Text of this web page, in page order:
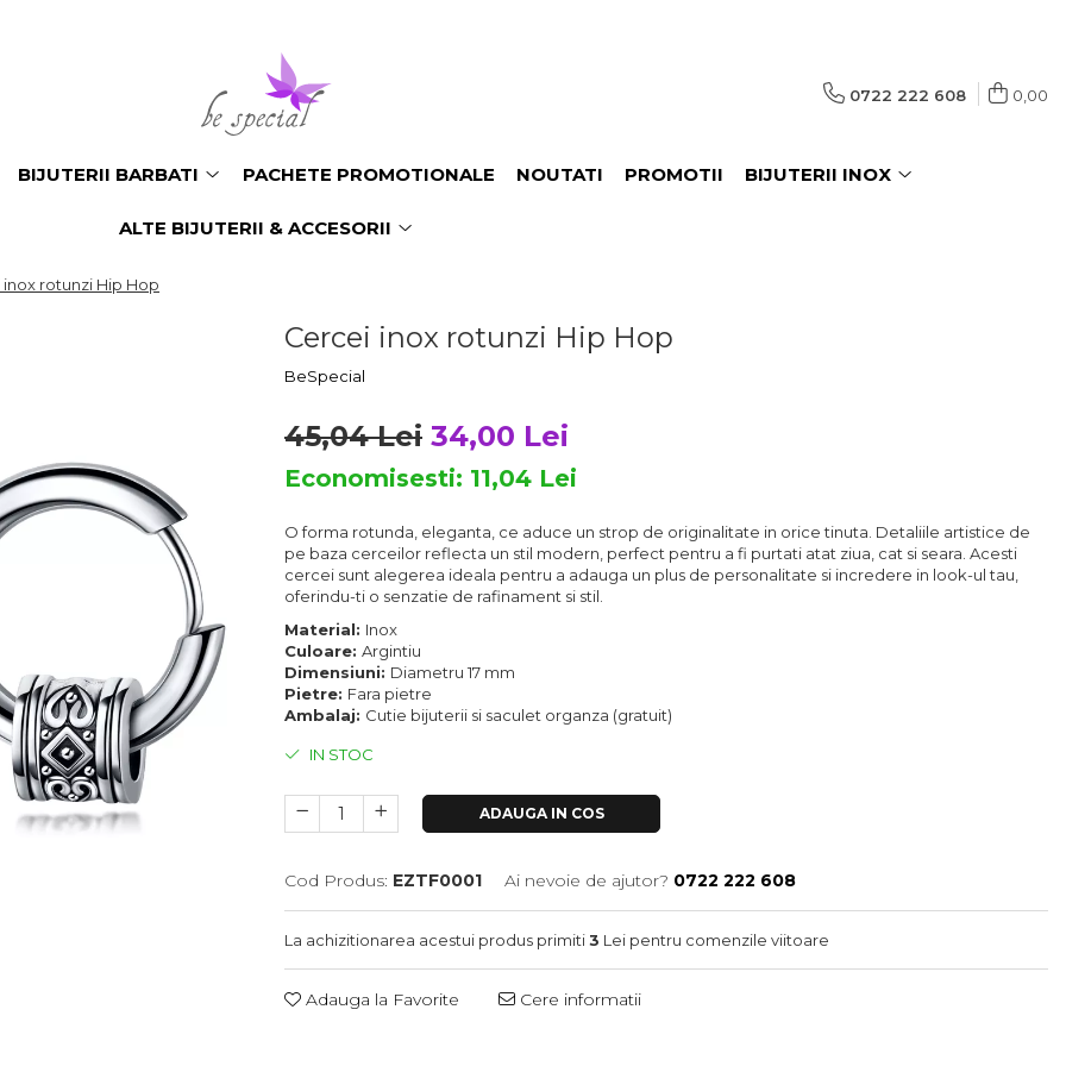
0722 222 608 0,00
BIJUTERII BARBATI PACHETE PROMOTIONALE NOUTATI PROMOTII BIJUTERII INOX
ALTE BIJUTERII & ACCESORII
rotunzi Hip Hop
Cercei inox rotunzi Hip Hop
BeSpecial
45,04 Lei 34,00 Lei
Economisesti: 11,04 Lei
O forma rotunda, eleganta, ce aduce un strop de originalitate in orice tinuta. Detaliile artistice de
pe baza cerceilor reflecta un stil modern, perfect pentru a fi purtati atat ziua, cat si seara. Acesti
cercei sunt alegerea ideala pentru a adauga un plus de personalitate si incredere in look-ul tau,
oferindu-ti o senzatie de rafinament si stil.
Material: Inox
Culoare: Argintiu
Dimensiuni: Diametru 17 mm
Pietre: Fara pietre
Ambalaj: Cutie bijuterii si saculet organza (gratuit)
IN STOC
ADAUGA IN COS
Cod Produs: EZTF0001 Ai nevoie de ajutor? 0722 222 608
La achizitionarea acestui produs primiti3 Lei pentru comenzile viitoare
Adauga la Favorite Cere informatii